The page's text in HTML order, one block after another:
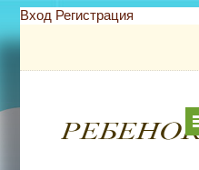
Вход Регистрация